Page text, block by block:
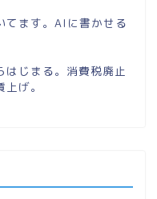
てます。AIに書かせる
はじまる。消費税廃止
げ。